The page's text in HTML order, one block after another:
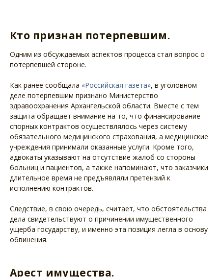
Кто признан потерпевшим.
Одним из обсуждаемых аспектов процесса стал вопрос о
потерпевшей стороне.
Как ранее сообщала «Российская газета», в уголовном
деле потерпевшим признано Министерство
здравоохранения Архангельской области. Вместе с тем
защита обращает внимание на то, что финансирование
спорных контрактов осуществлялось через систему
обязательного медицинского страхования, а медицинские
учреждения принимали оказанные услуги. Кроме того,
адвокаты указывают на отсутствие жалоб со стороны
больниц и пациентов, а также напоминают, что заказчики
длительное время не предъявляли претензий к
исполнению контрактов.
Следствие, в свою очередь, считает, что обстоятельства
дела свидетельствуют о причинении имущественного
ущерба государству, и именно эта позиция легла в основу
обвинения.
Арест имущества.